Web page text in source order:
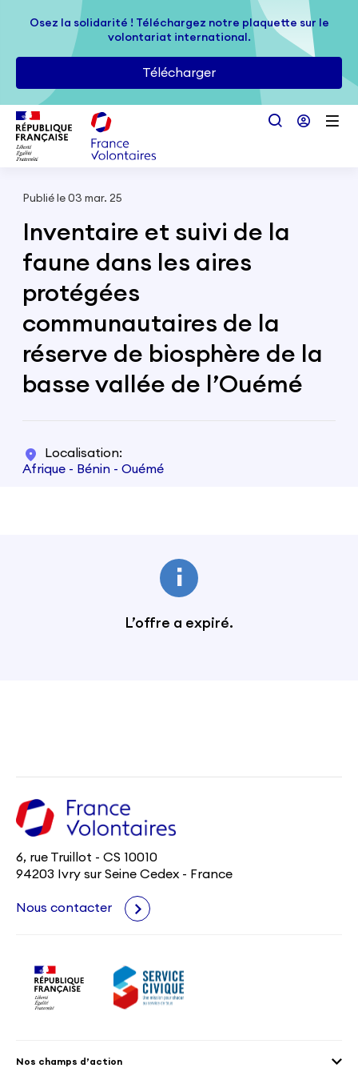
Passer au contenu principal
Osez la solidarité ! Téléchargez notre plaquette sur le
volontariat international.
Télécharger
Osez la solidarité ! Téléchargez notre plaquette sur le
volontariat international.
Télécharger
Publié le 03 mar. 25
Inventaire et suivi de la
faune dans les aires
protégées
communautaires de la
réserve de biosphère de la
basse vallée de l’Ouémé
Localisation
Afrique - Bénin - Ouémé
L’offre a expiré.
6, rue Truillot - CS 10010
94203 Ivry sur Seine Cedex - France
Nous contacter
Nos champs d’action